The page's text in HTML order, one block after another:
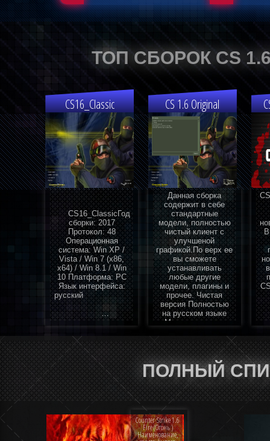
ТОП СБОРОК CS
CS16_Classic
CS16_ClassicГод
сборки: 2017
Протокол: 48
Операционная
система: Win XP /
Vista / Win 7 (x86,
x64) / Win 8.1 / Win
10 Платформа: PC
Язык интерфейса:
русский
…
CS 1.6 Original
Данная сборка
содержит в себе
стандартные
модели, полностью
чистый клиент с
улучшеной
графикой.По верх ее
вы сможете
устанавливать
любые другие
модели, плагины и
прочее. Чистая
версия Полностью
на русском языке
Мультипротокол
конфигурация
Установлены…
ПОЛНЫЙ
Counter Strike 1.6
Fire (Огонь )
Наименование,